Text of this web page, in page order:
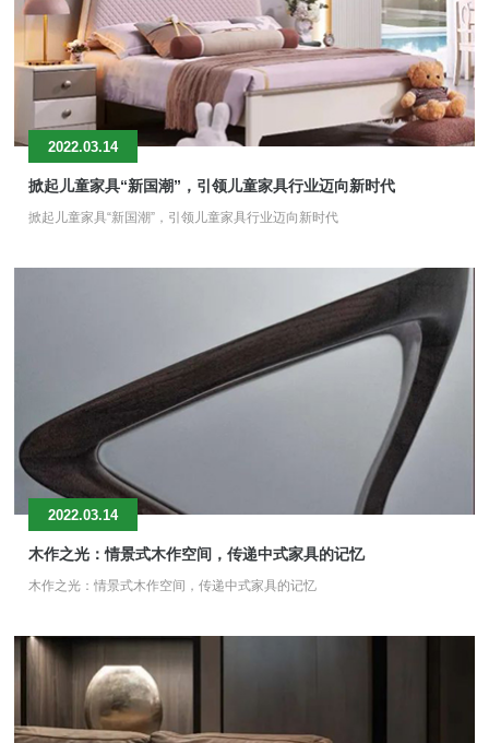
2022.03.14
掀起儿童家具“新国潮”，引领儿童家具行业迈向新时代
掀起儿童家具“新国潮”，引领儿童家具行业迈向新时代
2022.03.14
木作之光：情景式木作空间，传递中式家具的记忆
木作之光：情景式木作空间，传递中式家具的记忆